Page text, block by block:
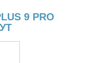
9 PRO